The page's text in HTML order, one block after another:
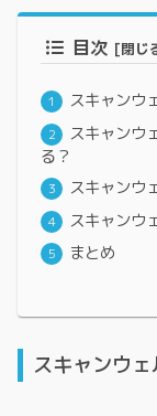
目次
スキャンウ
スキャンウ
る？
スキャンウ
スキャンウ
まとめ
スキャンウ